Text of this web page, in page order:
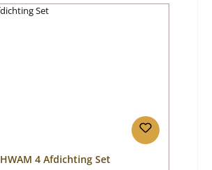
HWAM 4 Afdichting Set